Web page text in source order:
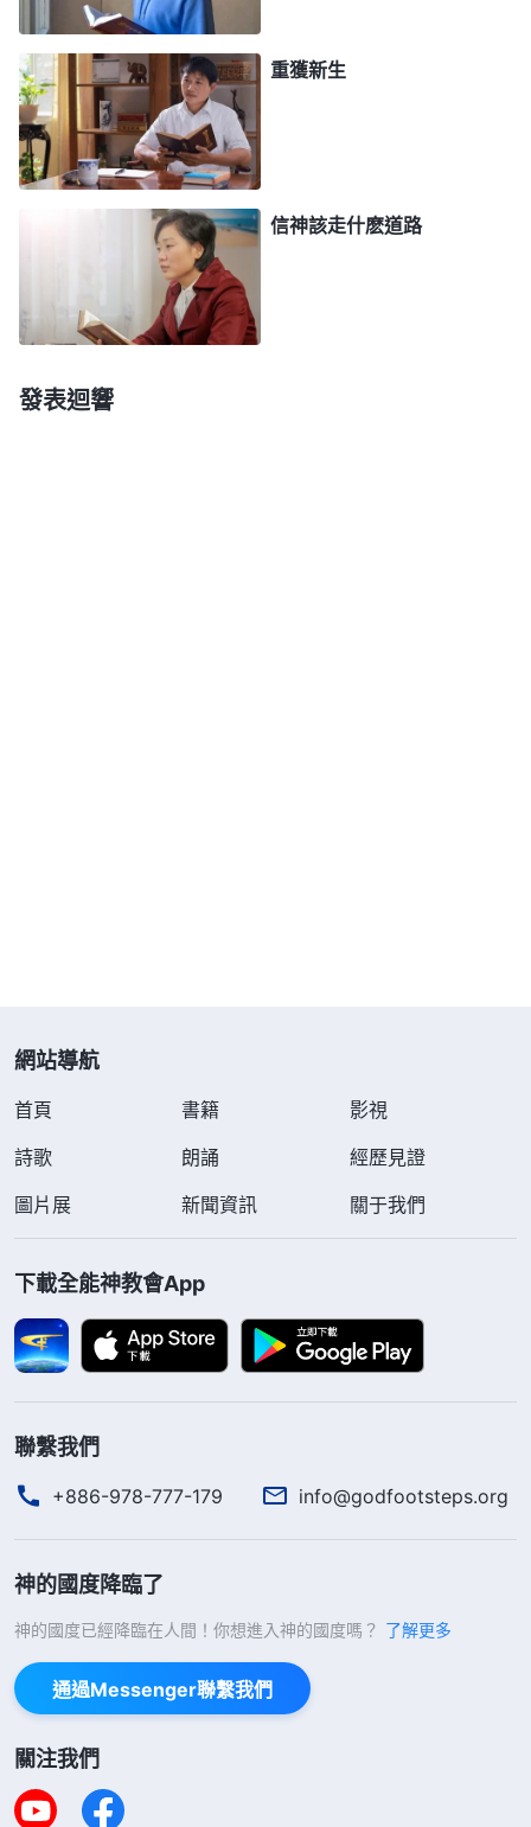
不能的」「有錢能使鬼推磨」等毒素來迷惑我們，使
我們受它的苦害，産生錯謬的人生觀、價值觀，我們
都把名利看得高于一切。為了金錢、名利就變得越來
越墮落，越來越敗壞。現在我們老師没有職業道德，
利用各種名目收取學生的錢，都是受邪惡的社會潮流
驅使。回想剛開始我還拿錢奬勵學生，到後來在名
利、金錢的誘惑下，我學會了編造謊言、弄虚作假、
不擇手段索取學生家長的血汗錢，為了個人利益不惜
損害别人的利益，變得没有人性，完全没有了理智和
良心，神的話使我對自己被撒但敗壞的醜陋面目有了
班主任，就會繼續墮落，身不由己地與他們同流合
弃做班主任我又有點放不下錢財……」于是我向神禱
告尋求，并在聚會中把自己的實際難處跟弟兄姊妹交
通，負責人説：「我們一起來看看神的話。全能神
説：『儘管你們都知道這樣的人生太痛苦了，這樣的
人間太黑暗了，但你們根本就没有一個人有改變這種
生活的勇氣……』《話・卷一 神的顯現與作工・被成全
的人才能活出有意義的人生》『 人的肉體屬于撒但，滿
個地步。人脱離了撒但污穢、敗壞的東西就得着了神
的拯救，但是人若仍然没脱去污穢、敗壞，那就還屬
于在撒但的權下。……拯救你就是讓你脱離這些，神
的作工不會錯，都是為了拯救人脱離黑暗。你信到一
個地步能脱離肉體這些敗壞，不受肉體敗壞轄制，這
你屬于污穢的東西，不能承受神的産業。你被潔净之
你就蒙神祝福、蒙神喜悦。
作工・實行 二》
重獲新生
信神該走什麽道路
發表迴響
網站導航
首頁 書籍
影視
詩歌
朗誦
經歷見證
圖片展
新聞資訊 關于我們
下載全能神教會App
聯繫我們
+886-978-777-179 info@godfootsteps.org
神的國度降臨了
神的國度已經降臨在人間！你想進入神的國度嗎？ 了解更多
通過Messenger聯繫我們
關注我們